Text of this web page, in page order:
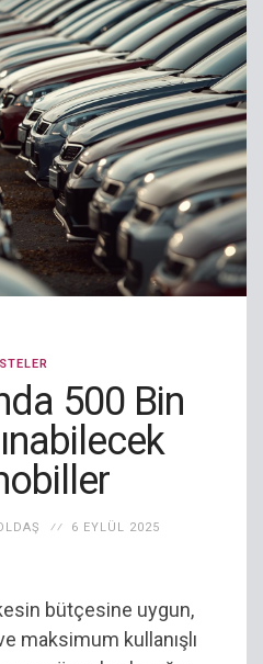
500 Bin
6 EYLÜL 2025
bütçesine uygun,
maksimum kullanışlı